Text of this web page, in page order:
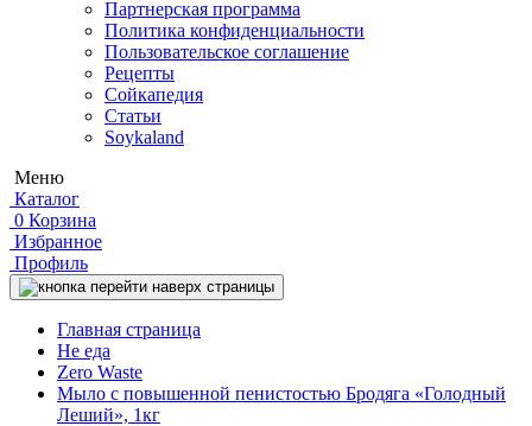
Партнерская программа
Политика конфиденциальности
Пользовательское соглашение
Рецепты
Сойкапедия
Статьи
Soykaland
Меню
Каталог
0 Корзина
Избранное
Профиль
Главная страница
Не еда
Zero Waste
Мыло с повышенной пенистостью Бродяга «Голодный
Леший», 1кг